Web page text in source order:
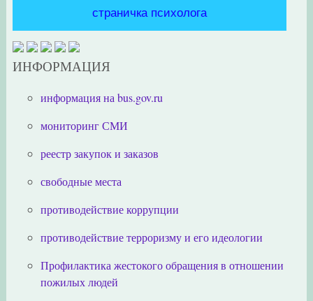
страничка психолога
ИНФОРМАЦИЯ
информация на bus.gov.ru
мониторинг СМИ
реестр закупок и заказов
свободные места
противодействие коррупции
противодействие терроризму и его идеологии
Профилактика жестокого обращения в отношении
пожилых людей